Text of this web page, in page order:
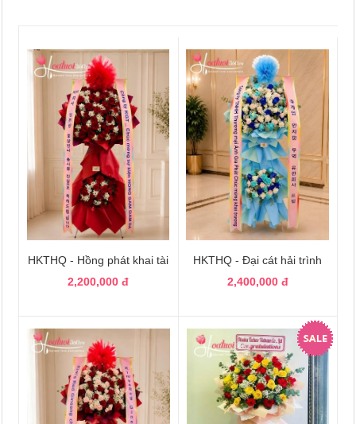
HKTHQ - Hồng phát khai tài
2,200,000 đ
HKTHQ - Đại cát hải trình
2,400,000 đ